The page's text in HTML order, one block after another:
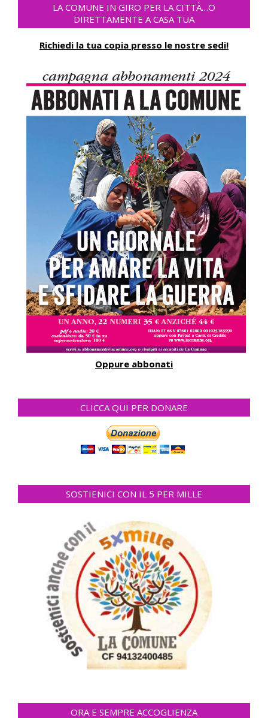
LA COMUNE IN GIRO PER LA CITTÀ…O
DIRETTAMENTE A CASA TUA
Richiedi la tua copia presso le nostre sedi!
Oppure abbonati
CLICCA QUI PER DONARE
SOSTIENICI CON IL 5 PER MILLE
ORA E SEMPRE ACCOGLIENZA